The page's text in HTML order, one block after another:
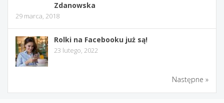
Zdanowska
29 marca, 2018
Rolki na Facebooku już są!
23 lutego, 2022
Następne »